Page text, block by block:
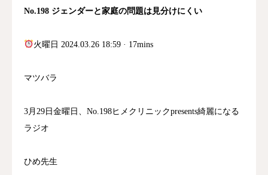
No.198 ジェンダーと家庭の問題は見分けにくい
火曜日 2024.03.26 18:59 · 17mins
マツバラ
3月29日金曜日、No.198ヒメクリニックpresents綺麗になる
ラジオ
ひめ先生